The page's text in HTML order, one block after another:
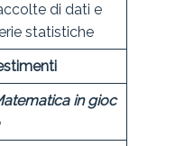
di dati e
statistiche
in gioc